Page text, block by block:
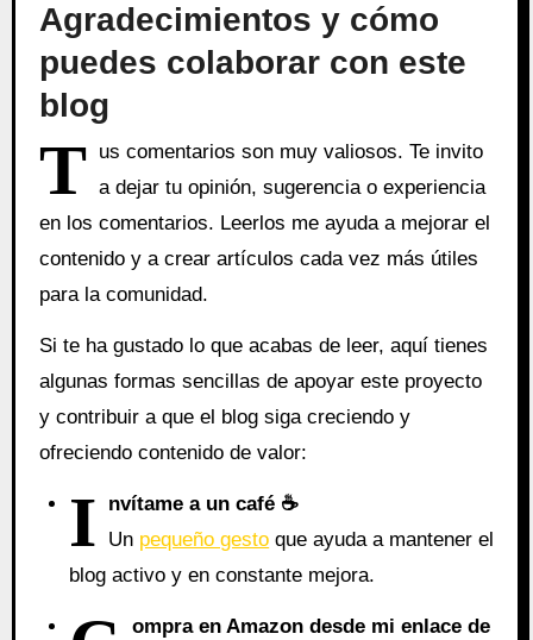
Agradecimientos y cómo
puedes colaborar con este
blog
T
us comentarios son muy valiosos. Te invito
a dejar tu opinión, sugerencia o experiencia
en los comentarios. Leerlos me ayuda a mejorar el
contenido y a crear artículos cada vez más útiles
para la comunidad.
Si te ha gustado lo que acabas de leer, aquí tienes
algunas formas sencillas de apoyar este proyecto
y contribuir a que el blog siga creciendo y
ofreciendo contenido de valor:
I
nvítame a un café ☕
Un pequeño gesto que ayuda a mantener el
blog activo y en constante mejora.
ompra en Amazon desde mi enlace de